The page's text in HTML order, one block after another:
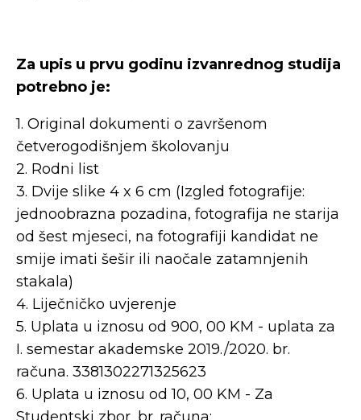
Za upis u prvu godinu izvanrednog studija
potrebno je:
1. Original dokumenti o završenom
četverogodišnjem školovanju
2. Rodni list
3. Dvije slike 4 x 6 cm (Izgled fotografije:
jednoobrazna pozadina, fotografija ne starija
od šest mjeseci, na fotografiji kandidat ne
smije imati šešir ili naočale zatamnjenih
stakala)
4. Liječničko uvjerenje
5. Uplata u iznosu od 900, 00 KM - uplata za
I. semestar akademske 2019./2020. br.
računa. 3381302271325623
6. Uplata u iznosu od 10, 00 KM - Za